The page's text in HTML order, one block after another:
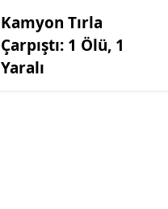
Kamyon Tırla
Çarpıştı: 1 Ölü, 1
Yaralı